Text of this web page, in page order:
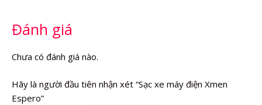
Đánh giá
Chưa có đánh giá nào.
Hãy là người đầu tiên nhận xét “Sạc xe máy điện Xmen
Espero”